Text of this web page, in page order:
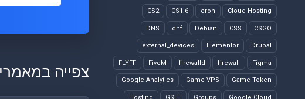
Cloud Hosting
cron
CS1.6
CS2
CSGO
CSS
Debian
dnf
DNS
Drupal
Elementor
external_devices
Figma
firewall
firewalld
FiveM
FLYFF
Game Token
Game VPS
Google Analytics
Google Cloud
Groups
GSLT
Hosting
צפייה